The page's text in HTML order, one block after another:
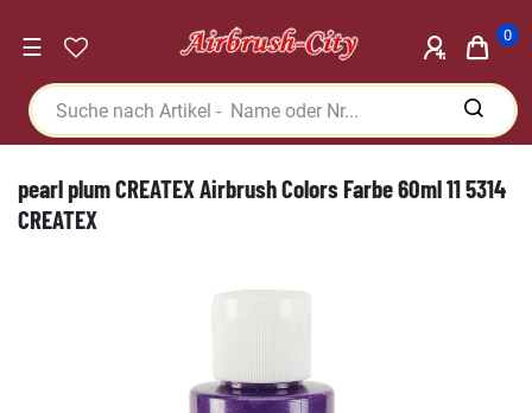
☰ 0
pearl plum CREATEX Airbrush Colors Farbe 60ml 11 5314
CREATEX